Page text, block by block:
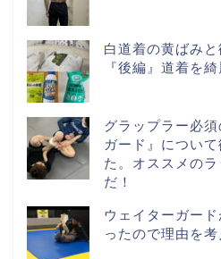
白道着の黄ばみと
『後編』道着を
グラップラー必
ガード』につい
た。オススメの
だ！
ウェイターガー
ったので理由を考